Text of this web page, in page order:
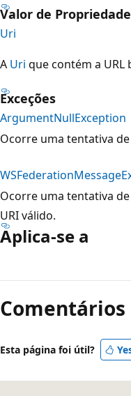
Valor de Propriedade
Uri
A Uri que contém a URL
Exceções
ArgumentNullException
Ocorre uma tentativa
Ocorre uma tentativa
URI válido.
Aplica-se a
de
leitura
Comentários
Esta página foi útil?